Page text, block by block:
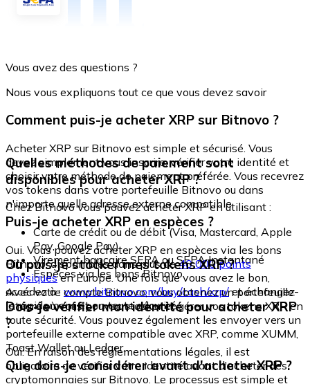
Vous avez des questions ?
Nous vous expliquons tout ce que vous devez savoir
Comment puis-je acheter XRP sur Bitnovo ?
Acheter XRP sur Bitnovo est simple et sécurisé. Vous
devez simplement vous inscrire, vérifier votre identité et
choisir votre méthode de paiement préférée. Vous recevrez
vos tokens dans votre portefeuille Bitnovo ou dans
n'importe quelle adresse externe compatible.
Quelles méthodes de paiement sont
disponibles pour acheter XRP ?
Chez Bitnovo vous pouvez acheter XRP en utilisant :
Carte de crédit ou de débit (Visa, Mastercard, Apple
Pay, Google Pay)
Virement bancaire SEPA ou SEPA Instantané
Espèces via les bons Bitnovo
Puis-je acheter XRP en espèces ?
Oui. Vous pouvez acheter XRP en espèces via les bons
Bitnovo, disponibles dans plus de40 000 points
physiquesen Europe. Une fois que vous avez le bon,
accédez à : www.bitnovo.com/buy/cash/xrp/et échangez-
le rapidement et en toute sécurité.
Où puis-je stocker mes tokens XRP ?
Avec votre compte Bitnovo, vous obtenez un portefeuille
intégré où vous pouvez stocker et gérer vos tokens XRP en
toute sécurité. Vous pouvez également les envoyer vers un
portefeuille externe compatible avec XRP, comme XUMM,
Toast Wallet ou Ledger.
Dois-je vérifier mon identité pour acheter XRP
?
Oui. En raison des réglementations légales, il est
obligatoire de vérifier votre identité avant d'acheter des
cryptomonnaies sur Bitnovo. Le processus est simple et
Que dois-je considérer avant d'acheter XRP ?